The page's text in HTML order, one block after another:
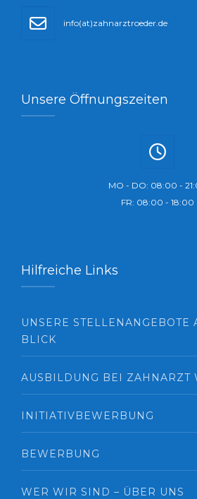
info(at)zahnarztroeder.de
Unsere Öffnungszeiten
MO - DO: 08:00 -
FR: 08:00 - 18:00
Hilfreiche Links
UNSERE STELLENANGEBOTE
BLICK
AUSBILDUNG BEI ZAHNARZT
INITIATIVBEWERBUNG
BEWERBUNG
WER WIR SIND – ÜBER UNS